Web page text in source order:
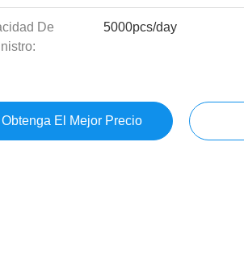
De
5000pcs/day
Obtenga El Mejor Precio